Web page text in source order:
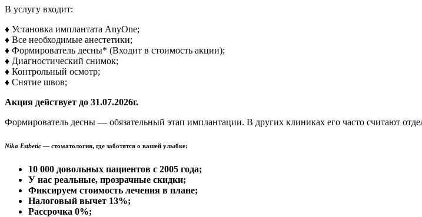
В услугу входит:
♦ Установка имплантата AnyOne;
♦ Все необходимые анестетики;
♦ Формирователь десны* (Входит в стоимость акции);
♦ Диагностический снимок;
♦ Контрольный осмотр;
♦ Снятие швов;
Акция действует до 31.07.2026г.
Формирователь десны — обязательный этап имплантации. В других клиниках его часто считают
Nika Esthetic — стоматология, где заботятся о вашей улыбке:
10 000 довольных пациентов с 2005 года;
У нас реальные, прозрачные скидки;
Фиксируем стоимость лечения в плане;
Налоговый вычет 13%;
Рассрочка 0%;